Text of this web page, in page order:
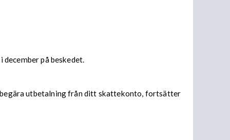
på beskedet.
begära utbetalning från ditt skattekonto, fortsätter